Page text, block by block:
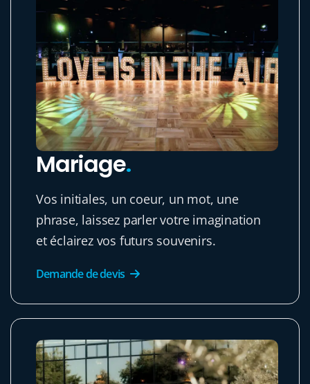
Mariage.
Vos initiales, un coeur, un mot, une
phrase, laissez parler votre imagination
et éclairez vos futurs souvenirs.
Demande de devis